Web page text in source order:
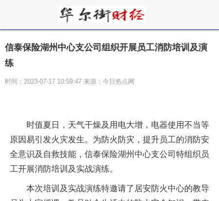
信泰保险湖州中心支公司组织开展员工消防培训及演
练
时间：2023-07-17 10:59:47 来源：今日热点网
时值夏日，天气干燥及用电大增，电器使用不当等
原因易引发火灾发生。为防火防灾，提升员工的消防安
全意识及自救技能，信泰保险湖州中心支公司特组织员
工开展消防培训及实战演练。
本次培训及实战演练特邀请了居安防火中心的教导